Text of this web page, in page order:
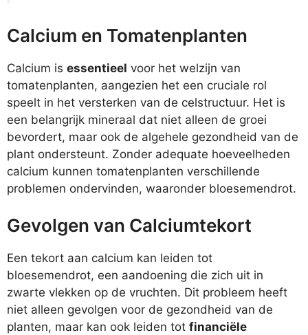
Calcium en Tomatenplanten
Calcium is essentieel voor het welzijn van
tomatenplanten, aangezien het een cruciale rol
speelt in het versterken van de celstructuur. Het is
een belangrijk mineraal dat niet alleen de groei
bevordert, maar ook de algehele gezondheid van de
plant ondersteunt. Zonder adequate hoeveelheden
calcium kunnen tomatenplanten verschillende
problemen ondervinden, waaronder bloesemendrot.
Gevolgen van Calciumtekort
Een tekort aan calcium kan leiden tot
bloesemendrot, een aandoening die zich uit in
zwarte vlekken op de vruchten. Dit probleem heeft
niet alleen gevolgen voor de gezondheid van de
planten, maar kan ook leiden tot financiële